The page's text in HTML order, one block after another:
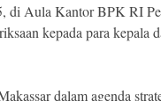
di Aula Kantor BPK RI
kepada para
dalam agenda